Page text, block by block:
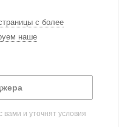
с более
наше
и уточнят условия